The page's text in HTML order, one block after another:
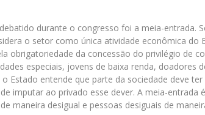
durante o congresso foi a meia-entrada.
o setor como única atividade econômica
obrigatoriedade da concessão do privilégio de
especiais, jovens de baixa renda, doadores
Estado entende que parte da sociedade deve
imputar ao privado esse dever. A meia-entrada
maneira desigual e pessoas desiguais de